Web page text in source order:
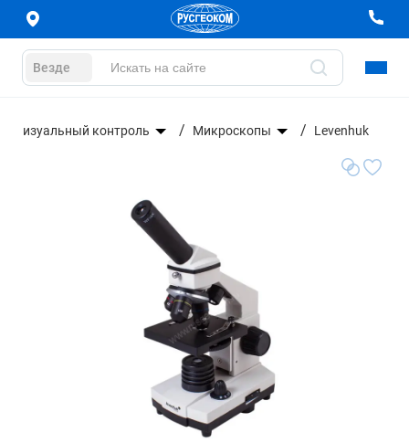
Везде
Визуальный контроль Микроскопы Levenhuk